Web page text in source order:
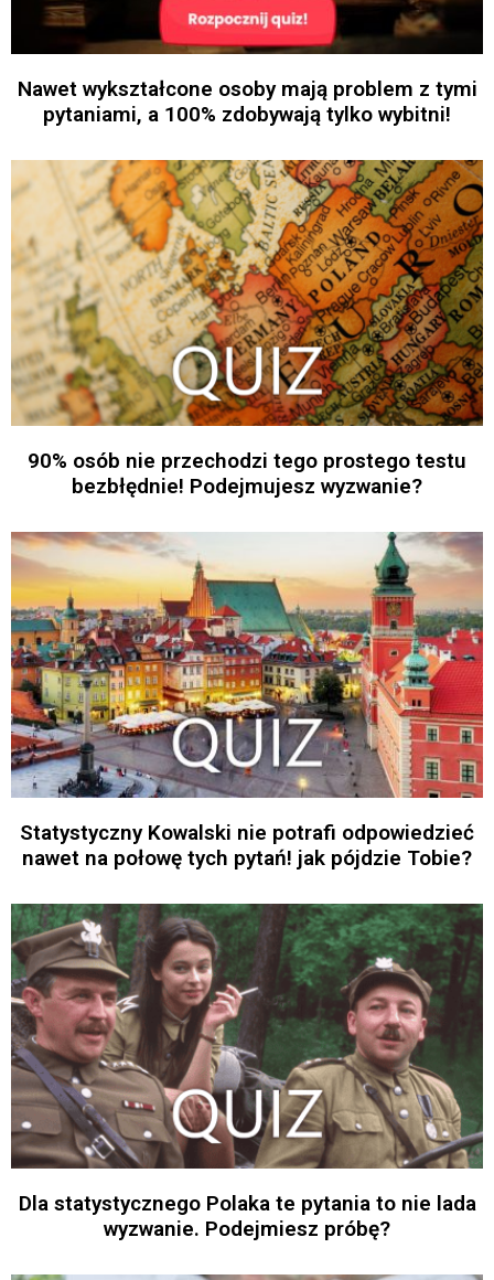
Nawet wykształcone osoby mają problem z tymi
pytaniami, a 100% zdobywają tylko wybitni!
90% osób nie przechodzi tego prostego testu
bezbłędnie! Podejmujesz wyzwanie?
Statystyczny Kowalski nie potrafi odpowiedzieć
nawet na połowę tych pytań! jak pójdzie Tobie?
Dla statystycznego Polaka te pytania to nie lada
wyzwanie. Podejmiesz próbę?